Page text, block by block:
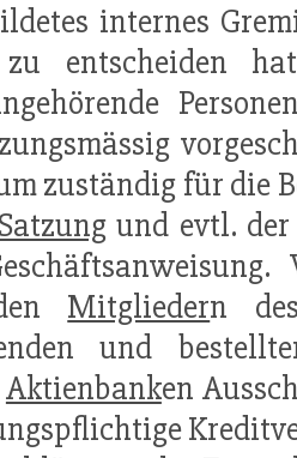
internes
entscheiden
zuständig für die
Satzung und evtl.
Mitgliedern
und
Aktienbanken